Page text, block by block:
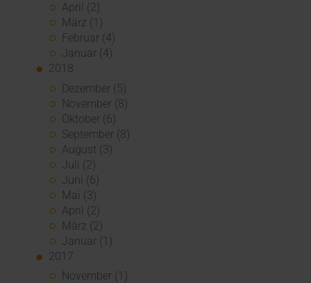
April (2)
März (1)
Februar (4)
Januar (4)
2018
Dezember (5)
November (8)
Oktober (6)
September (8)
August (3)
Juli (2)
Juni (6)
Mai (3)
April (2)
März (2)
Januar (1)
2017
November (1)